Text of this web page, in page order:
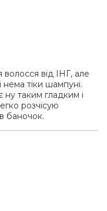
від ІНГ, але
тіки шампуні.
ну таким гладким і
розчісую
баночок.